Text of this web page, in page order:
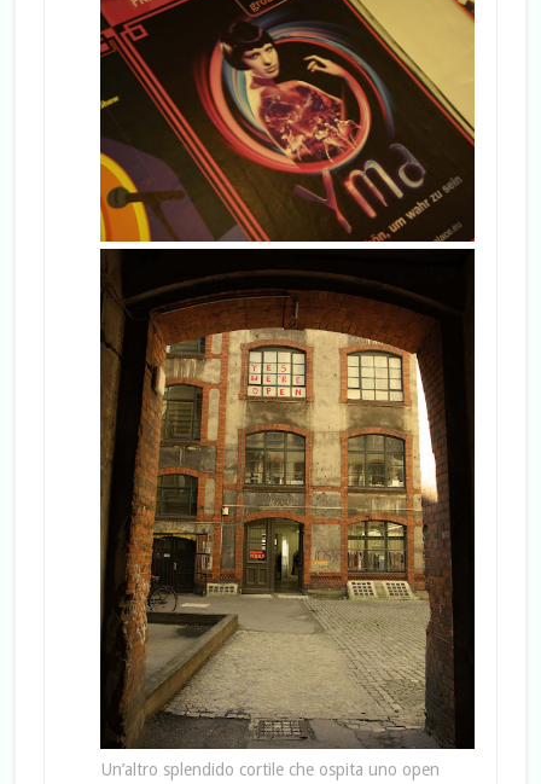
Un’altro splendido cortile che ospita uno open